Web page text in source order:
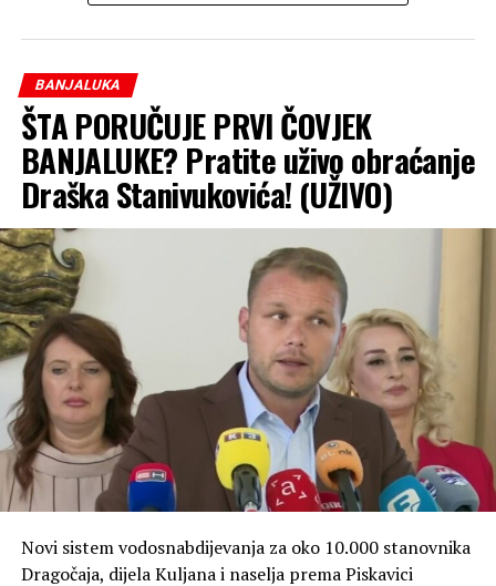
“Jer za nas besplatna legalizacija nije trošak, već
investicija u ljude, u njihove domove i u jaču Banjaluku”,
zaključio je Stanivuković.
Nezavisne
BANJALUKA
ŠTA PORUČUJE PRVI ČOVJEK
BANJALUKE? Pratite uživo obraćanje
Draška Stanivukovića! (UŽIVO)
Novi sistem vodosnabdijevanja za oko 10.000 stanovnika
Dragočaja, dijela Kuljana i naselja prema Piskavici